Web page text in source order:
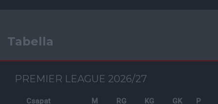
Tabella
PREMIER LEAGUE 2026/27
Csapat M RG KG GK P